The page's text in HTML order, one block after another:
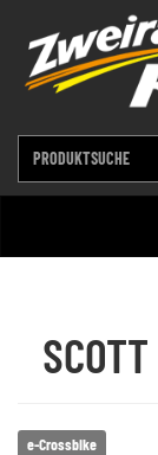
SCOTT
e-Crossbike